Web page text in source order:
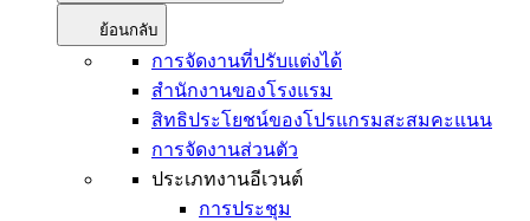
ย้อนกลับ
การจัดงานที่ปรับแต่งได้
สำนักงานของโรงแรม
สิทธิประโยชน์ของโปรแกรมสะสมคะแนน
การจัดงานส่วนตัว
ประเภทงานอีเวนต์
การประชุม